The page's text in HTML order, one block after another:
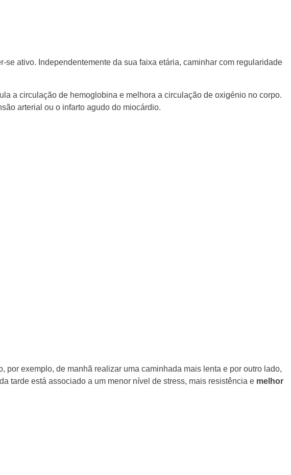
ativo. Independentemente da sua faixa etária, caminhar com regularidade
a circulação de hemoglobina e melhora a circulação de oxigénio no corpo.
arterial ou o infarto agudo do miocárdio.
exemplo, de manhã realizar uma caminhada mais lenta e por outro lado,
da tarde está associado a um menor nível de stress, mais resistência e melhor